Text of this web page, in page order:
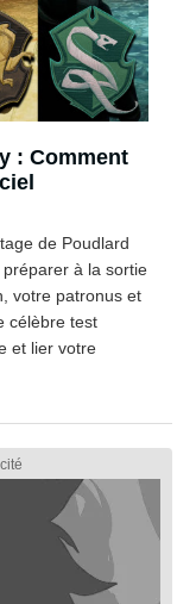
: Comment
de Poudlard
à la sortie
votre patronus et
célèbre test
et lier votre